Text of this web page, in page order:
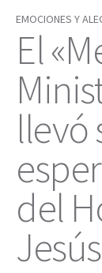
EMOCIONES Y
El
llevó
del
Jesús